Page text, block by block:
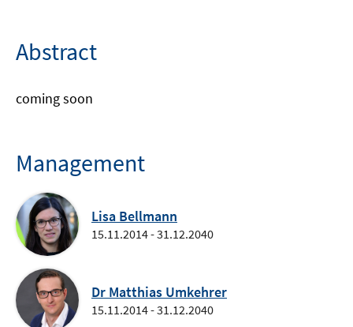
Abstract
coming soon
Management
Lisa Bellmann
15.11.2014 - 31.12.2040
Dr Matthias Umkehrer
15.11.2014 - 31.12.2040